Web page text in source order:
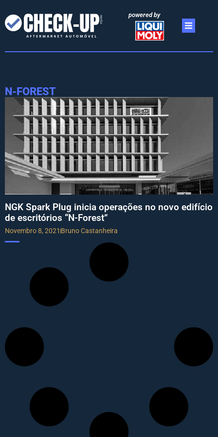
powered by
N-FOREST
NGK Spark Plug inicia operações no novo edifício
de escritórios “N-Forest”
Novembro 8, 2021 Bruno Castanheira